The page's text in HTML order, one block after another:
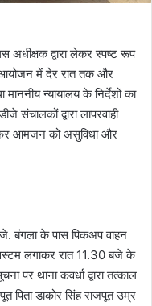
अधीक्षक द्वारा लेकर स्पष्ट रूप
आयोजन में देर रात तक और
न्यायालय के निर्देशों का
द्वारा लापरवाही
आमजन को असुविधा और
बंगला के पास पिकअप वाहन
लगाकर रात 11.30 बजे के
पर थाना कवर्धा द्वारा तत्काल
पिता डाकोर सिंह राजपूत उम्र